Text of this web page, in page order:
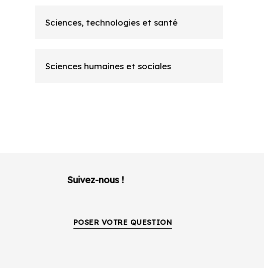
Sciences, technologies et santé
Sciences humaines et sociales
Suivez-nous !
POSER VOTRE QUESTION